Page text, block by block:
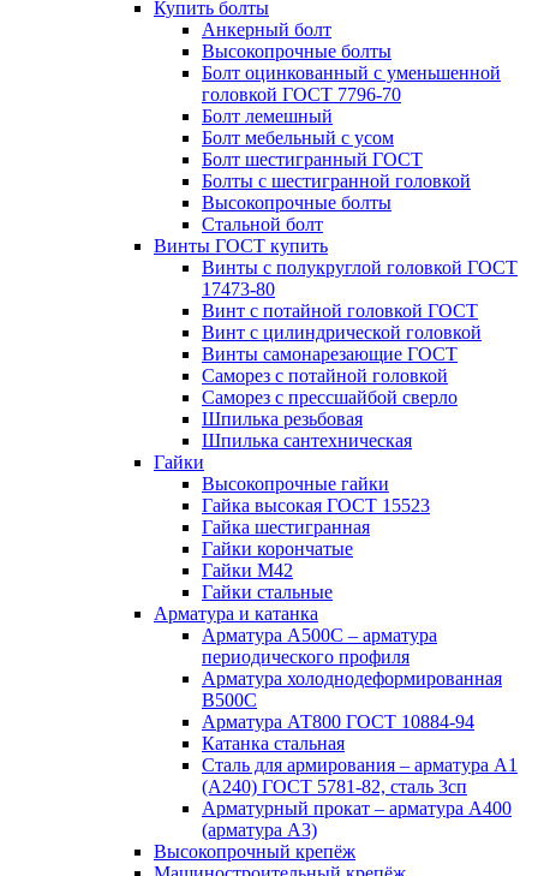
Купить болты
Анкерный болт
Высокопрочные болты
Болт оцинкованный с уменьшенной
головкой ГОСТ 7796-70
Болт лемешный
Болт мебельный с усом
Болт шестигранный ГОСТ
Болты с шестигранной головкой
Высокопрочные болты
Стальной болт
Винты ГОСТ купить
Винты с полукруглой головкой ГОСТ
17473-80
Винт с потайной головкой ГОСТ
Винт с цилиндрической головкой
Винты самонарезающие ГОСТ
Саморез с потайной головкой
Саморез с прессшайбой сверло
Шпилька резьбовая
Шпилька сантехническая
Гайки
Высокопрочные гайки
Гайка высокая ГОСТ 15523
Гайка шестигранная
Гайки корончатые
Гайки М42
Гайки стальные
Арматура и катанка
Арматура А500С – арматура
периодического профиля
Арматура холоднодеформированная
В500С
Арматура АТ800 ГОСТ 10884-94
Катанка стальная
Сталь для армирования – арматура А1
(А240) ГОСТ 5781-82, сталь 3сп
Арматурный прокат – арматура А400
(арматура А3)
Высокопрочный крепёж